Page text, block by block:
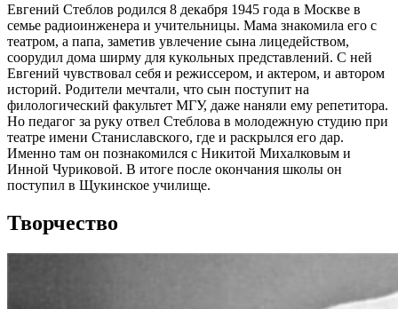
Евгений Стеблов родился 8 декабря 1945 года в Москве в
семье радиоинженера и учительницы. Мама знакомила его с
театром, а папа, заметив увлечение сына лицедейством,
соорудил дома ширму для кукольных представлений. С ней
Евгений чувствовал себя и режиссером, и актером, и автором
историй. Родители мечтали, что сын поступит на
филологический факультет МГУ, даже наняли ему репетитора.
Но педагог за руку отвел Стеблова в молодежную студию при
театре имени Станиславского, где и раскрылся его дар.
Именно там он познакомился с Никитой Михалковым и
Инной Чуриковой. В итоге после окончания школы он
поступил в Щукинское училище.
Творчество